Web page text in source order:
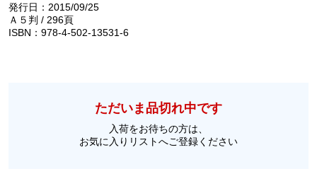
発行日：2015/09/25
Ａ５判 / 296頁
ISBN：978-4-502-13531-6
ただいま品切れ中です
入荷をお待ちの方は、
お気に入りリストへご登録ください